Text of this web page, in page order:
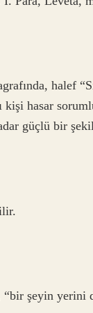
halef
hasar
güçlü bir
şeyin yerini